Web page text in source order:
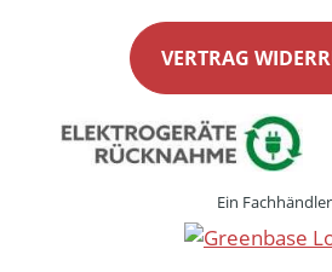
VERTRAG
Ein